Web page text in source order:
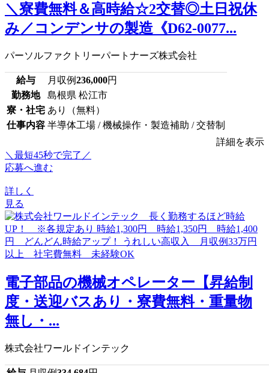
＼寮費無料＆高時給☆2交替◎土日祝休
み／コンデンサの製造《D62-0077...
パーソルファクトリーパートナーズ株式会社
給与 月収例236,000円
勤務地
島根県 松江市
寮・社宅 あり（無料）
仕事内容 半導体工場 / 機械操作・製造補助 / 交替制
詳細を表示
＼最短45秒で完了／
応募へ進む
詳しく
見る
電子部品の機械オペレーター【昇給制
度・送迎バスあり・寮費無料・重量物
無し・...
株式会社ワールドインテック